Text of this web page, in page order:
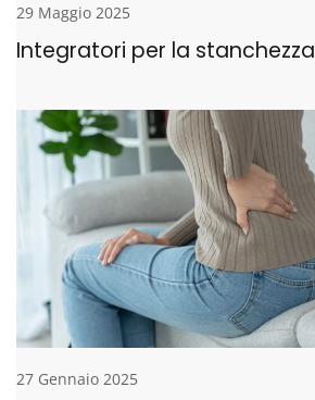
29 Maggio 2025
Integratori per la stanchezza
27 Gennaio 2025